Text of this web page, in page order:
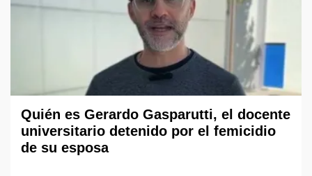
Quién es Gerardo Gasparutti, el docente
universitario detenido por el femicidio
de su esposa